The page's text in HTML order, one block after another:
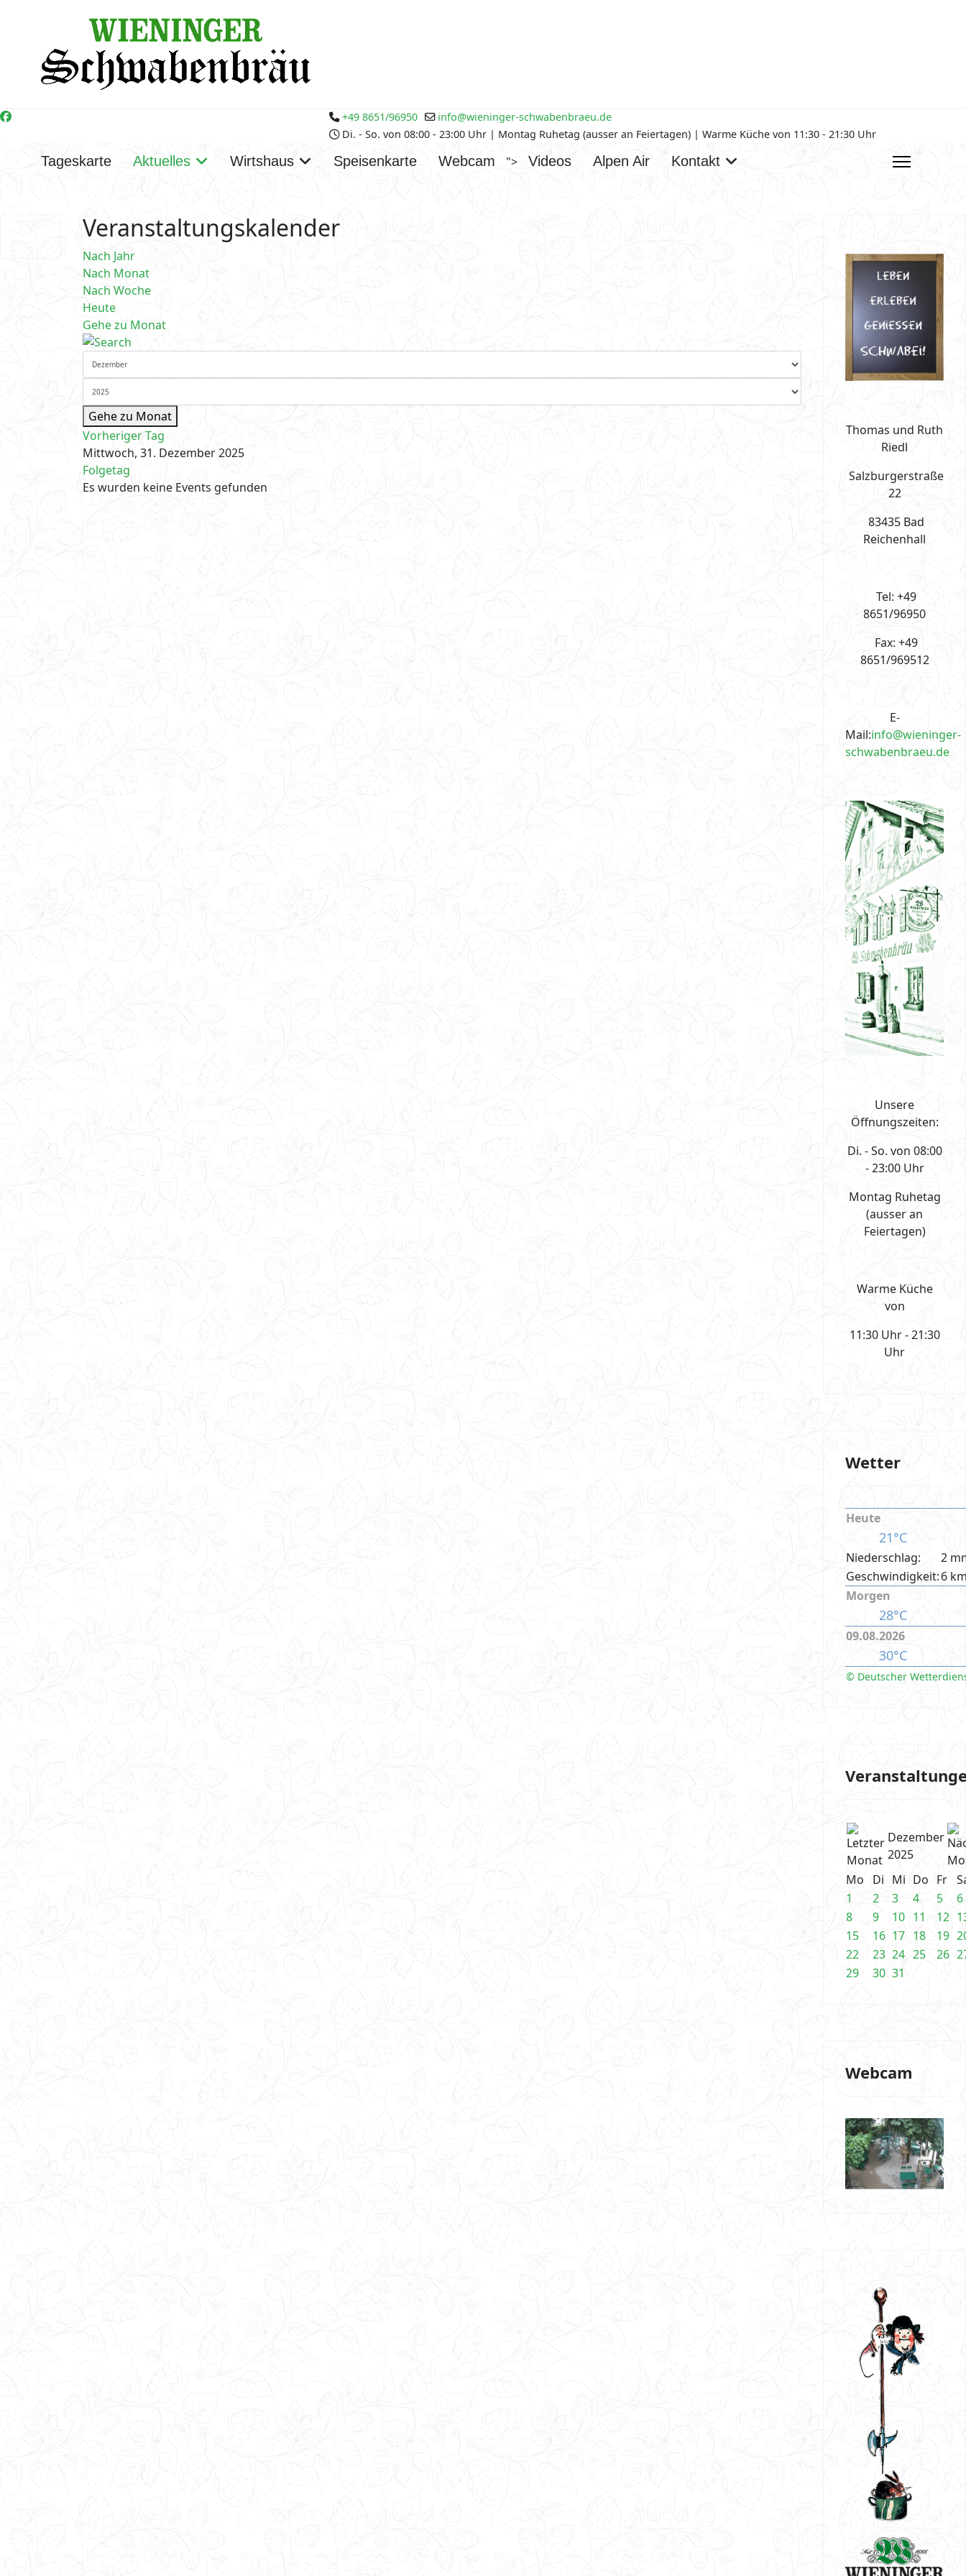
Tageskarte Aktuelles Wirtshaus Speisenkarte Webcam "> Videos Alpen Air Kontakt
+49 8651/96950
info@wieninger-schwabenbraeu.de
Di. - So. von 08:00 - 23:00 Uhr | Montag Ruhetag (ausser an Feiertagen) | Warme Küche von 11:30 - 21:30 Uhr
Veranstaltungskalender
Nach Jahr
Nach Monat
Nach Woche
Heute
Gehe zu Monat
Gehe zu Monat
Vorheriger Tag
Mittwoch, 31. Dezember 2025
Folgetag
Es wurden keine Events gefunden
Thomas und Ruth
Riedl
Salzburgerstraße
22
83435 Bad
Reichenhall
Tel: +49
8651/96950
Fax: +49
8651/969512
E-
Mail:info@wieninger-
schwabenbraeu.de
Unsere
Öffnungszeiten:
Di. - So. von 08:00
- 23:00 Uhr
Montag Ruhetag
(ausser an
Feiertagen)
Warme Küche
von
11:30 Uhr - 21:30
Uhr
Wetter
Heute
21°C
Niederschlag:
2
Geschwindigkeit:6
Morgen
28°C
09.08.2026
30°C
© Deutscher
Dezember
2025
Mo
Di Mi Do Fr
1
2 3 4 5
6
8
9 10 11 12
15
16 17 18 19
22
23 24 25 26
29
30 31
Webcam